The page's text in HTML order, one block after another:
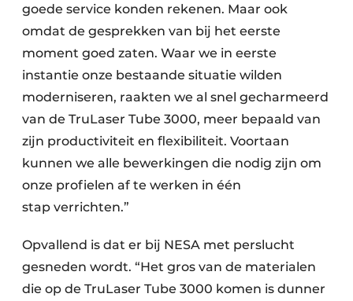
goede service konden rekenen. Maar ook
omdat de gesprekken van bij het eerste
moment goed zaten. Waar we in eerste
instantie onze bestaande situatie wilden
moderniseren, raakten we al snel gecharmeerd
van de TruLaser Tube 3000, meer bepaald van
zijn productiviteit en flexibiliteit. Voortaan
kunnen we alle bewerkingen die nodig zijn om
onze profielen af te werken in één
stap verrichten.”
Opvallend is dat er bij NESA met perslucht
gesneden wordt. “Het gros van de materialen
die op de TruLaser Tube 3000 komen is dunner